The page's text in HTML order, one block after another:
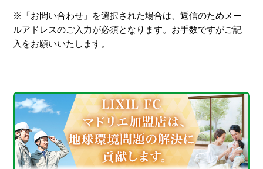
※「お問い合わせ」を選択された場合は、返信のためメー
ルアドレスのご入力が必須となります。お手数ですがご記
入をお願いいたします。